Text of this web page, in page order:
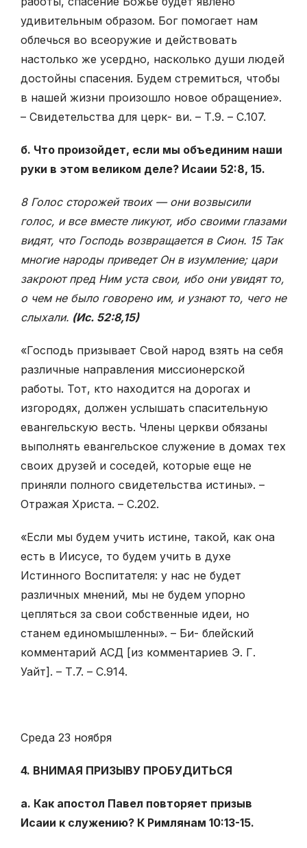
удивительным образом. Бог помогает нам
облечься во всеоружие и действовать
настолько же усердно, насколько души людей
достойны спасения. Будем стремиться, чтобы
в нашей жизни произошло новое обращение».
– Свидетельства для церк- ви. – Т.9. – С.107.
б. Что произойдет, если мы объединим наши
руки в этом великом деле? Исаии 52:8, 15.
8 Голос сторожей твоих — они возвысили
голос, и все вместе ликуют, ибо своими глазами
видят, что Господь возвращается в Сион. 15 Так
многие народы приведет Он в изумление; цари
закроют пред Ним уста свои, ибо они увидят то,
о чем не было говорено им, и узнают то, чего не
слыхали. (Ис. 52:8,15)
«Господь призывает Свой народ взять на себя
различные направления миссионерской
работы. Тот, кто находится на дорогах и
изгородях, должен услышать спасительную
евангельскую весть. Члены церкви обязаны
выполнять евангельское служение в домах тех
своих друзей и соседей, которые еще не
приняли полного свидетельства истины». –
Отражая Христа. – С.202.
«Если мы будем учить истине, такой, как она
есть в Иисусе, то будем учить в духе
Истинного Воспитателя: у нас не будет
различных мнений, мы не будем упорно
цепляться за свои собственные идеи, но
станем единомышленны». – Би- блейский
комментарий АСД [из комментариев Э. Г.
Уайт]. – Т.7. – С.914.
Среда 23 ноября
4. ВНИМАЯ ПРИЗЫВУ ПРОБУДИТЬСЯ
а. Как апостол Павел повторяет призыв
Исаии к служению? К Римлянам 10:13-15.